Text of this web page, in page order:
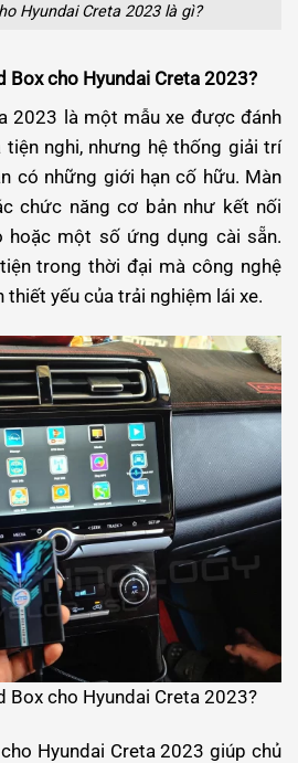
Hyundai Creta 2023 là gì?
Box cho Hyundai Creta 2023?
2023 là một mẫu xe được đánh
nghi, nhưng hệ thống giải trí
có những giới hạn cố hữu. Màn
chức năng cơ bản như kết nối
hoặc một số ứng dụng cài sẵn.
trong thời đại mà công nghệ
yếu của trải nghiệm lái xe.
Box cho Hyundai Creta 2023?
Hyundai Creta 2023 giúp chủ